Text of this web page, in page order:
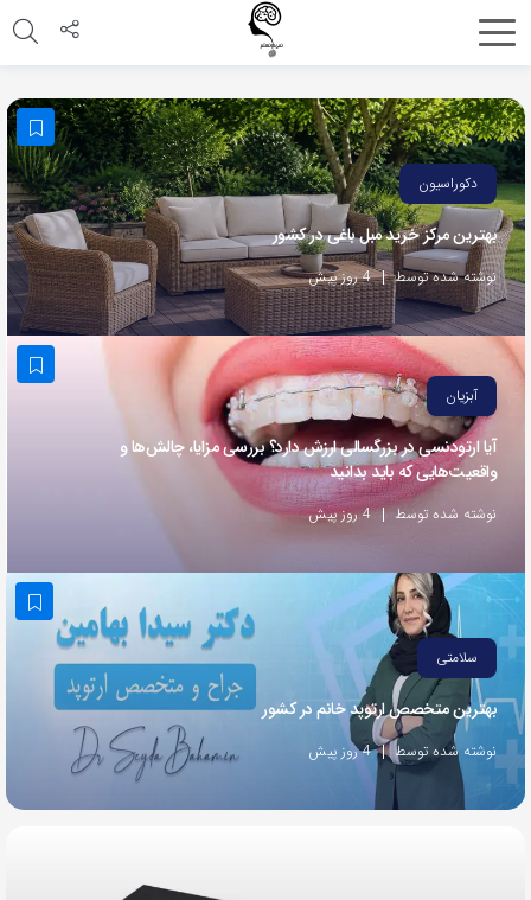
اشتراک
با
استفاده
از
روش‌های
زیر
می‌توانید
این
صفحه
دوستان
خود
اشتراک
بگذارید.
کپی
لینک
دکوراسیون
بهترین مرکز خرید مبل باغی در کشور
نوشته شده توسط 4 روز پیش
آبزیان
آیا ارتودنسی در بزرگسالی ارزش دارد؟ بررسی مزایا، چالش‌ها و
واقعیت‌هایی که باید بدانید
نوشته شده توسط 4 روز پیش
سلامتی
بهترین متخصص ارتوپد خانم در کشور
نوشته شده توسط 4 روز پیش